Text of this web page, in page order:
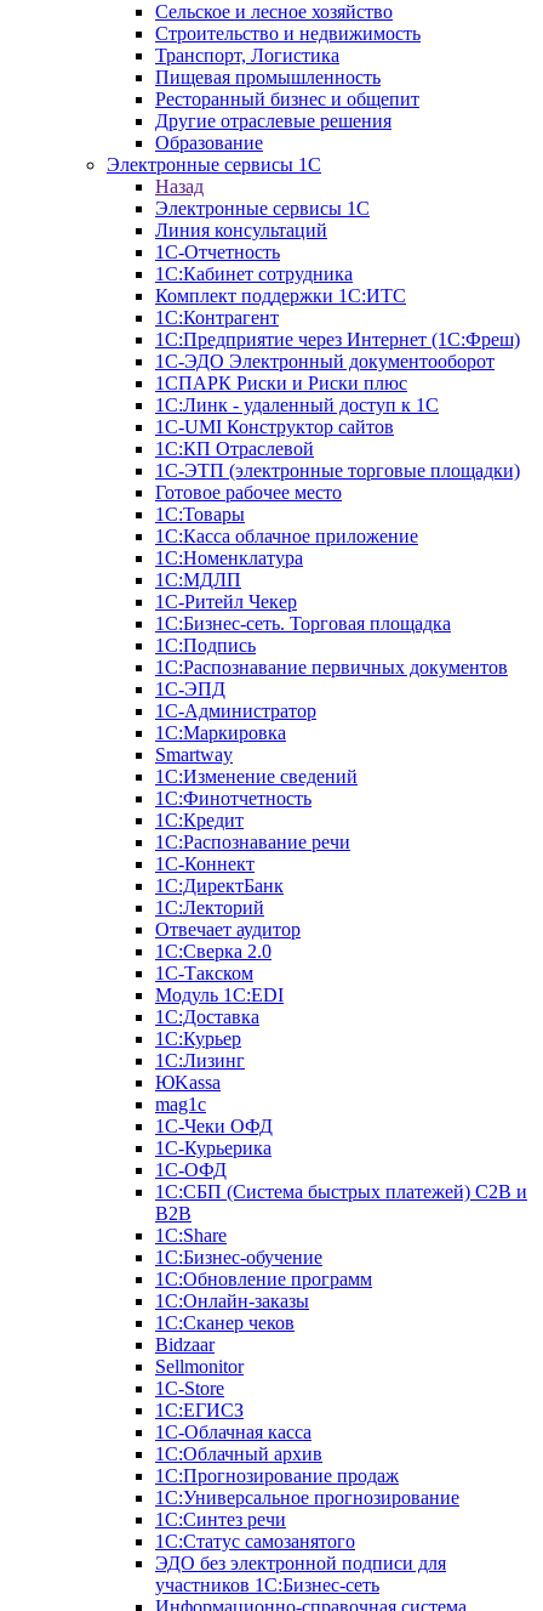
Сельское и лесное хозяйство
Строительство и недвижимость
Транспорт, Логистика
Пищевая промышленность
Ресторанный бизнес и общепит
Другие отраслевые решения
Образование
Электронные сервисы 1С
Назад
Электронные сервисы 1С
Линия консультаций
1С-Отчетность
1С:Кабинет сотрудника
Комплект поддержки 1С:ИТС
1С:Контрагент
1С:Предприятие через Интернет (1С:Фреш)
1С-ЭДО Электронный документооборот
1СПАРК Риски и Риски плюс
1С:Линк - удаленный доступ к 1С
1С-UMI Конструктор сайтов
1С:КП Отраслевой
1С-ЭТП (электронные торговые площадки)
Готовое рабочее место
1С:Товары
1С:Касса облачное приложение
1С:Номенклатура
1С:МДЛП
1C-Ритейл Чекер
1C:Бизнес-сеть. Торговая площадка
1С:Подпись
1С:Распознавание первичных документов
1С-ЭПД
1С-Администратор
1С:Маркировка
Smartway
1С:Изменение сведений
1С:Финотчетность
1С:Кредит
1С:Распознавание речи
1С-Коннект
1С:ДиректБанк
1С:Лекторий
Отвечает аудитор
1С:Сверка 2.0
1С-Такском
Модуль 1C:EDI
1С:Доставка
1С:Курьер
1С:Лизинг
ЮKassa
mag1c
1С-Чеки ОФД
1С-Курьерика
1С-ОФД
1С:СБП (Система быстрых платежей) C2B и
B2B
1С:Share
1С:Бизнес-обучение
1С:Обновление программ
1С:Онлайн-заказы
1С:Сканер чеков
Bidzaar
Sellmonitor
1C-Store
1С:ЕГИСЗ
1С-Облачная касса
1С:Облачный архив
1С:Прогнозирование продаж
1С:Универсальное прогнозирование
1С:Синтез речи
1С:Статус самозанятого
ЭДО без электронной подписи для
участников 1С:Бизнес-сеть
Информационно-справочная система